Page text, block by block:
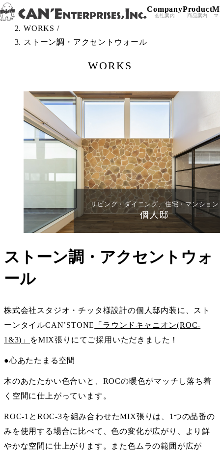
Skip to content
Company
会社案内
Product
商品案内 マ
TOP /
WORKS /
ストーン調・アクセントウォール
WORKS
リビング・ダイニング、住宅・マンション
個人邸
ストーン調・アクセントウォ
ール
株式会社スタジオ・チッタ様設計の個人邸内装に、スト
ーンタイルCAN’STONE
「ラウンドキャニオン(ROC-
1&3)」
をMIX張りにてご採用いただきました！
●心あたたまる空間
木のあたたかい色合いと、ROCの暖色がマッチし落ち着
く空間に仕上がっています。
ROC-1とROC-3を組み合わせたMIX張りは、1つの品番の
みを使用する場合に比べて、色の変化が広がり、より鮮
やかな空間に仕上がります。また色ムラの範囲が広が